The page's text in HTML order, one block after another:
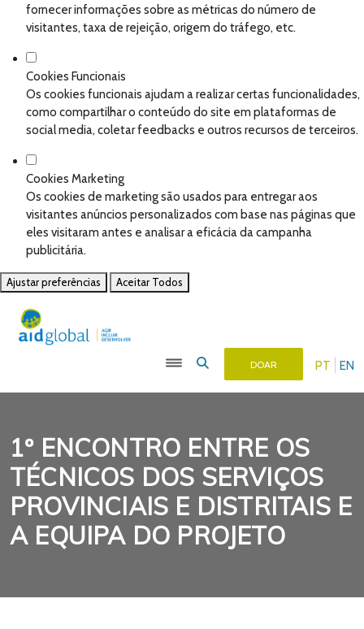
fornecer informações sobre as métricas do número de
visitantes, taxa de rejeição, origem do tráfego, etc.
Cookies Funcionais
Os cookies funcionais ajudam a realizar certas funcionalidades,
como compartilhar o conteúdo do site em plataformas de
social media, coletar feedbacks e outros recursos de terceiros.
Cookies Marketing
Os cookies de marketing são usados para entregar aos
visitantes anúncios personalizados com base nas páginas que
eles visitaram antes e analisar a eficácia da campanha
publicitária.
Ajustar preferências Aceitar Todos
PT EN
DOAR
1º ENCONTRO ENTRE OS
TÉCNICOS DOS SERVIÇOS
PROVINCIAIS E DISTRITAIS E
A EQUIPA DO PROJETO